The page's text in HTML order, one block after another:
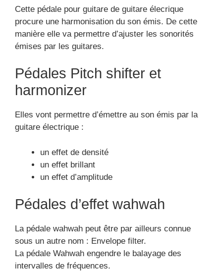
Cette pédale pour guitare de guitare élecrique
procure une harmonisation du son émis. De cette
manière elle va permettre d’ajuster les sonorités
émises par les guitares.
Pédales Pitch shifter et
harmonizer
Elles vont permettre d’émettre au son émis par la
guitare électrique :
un effet de densité
un effet brillant
un effet d’amplitude
Pédales d’effet wahwah
La pédale wahwah peut être par ailleurs connue
sous un autre nom : Envelope filter.
La pédale Wahwah engendre le balayage des
intervalles de fréquences.